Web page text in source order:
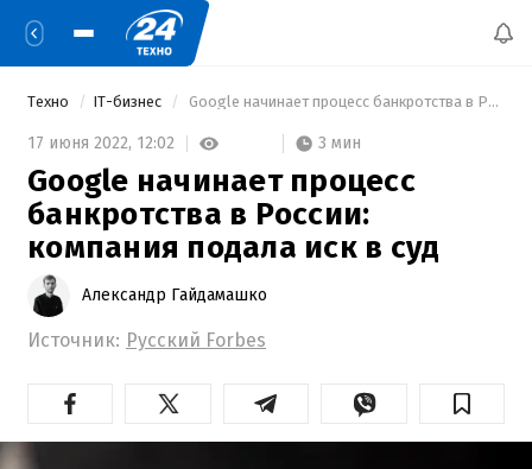
Техно IT-бизнес Google начинает процесс банкротства в России: компания подала иск в суд
17 июня 2022, 12:02 3 мин
Google начинает процесс
банкротства в России:
компания подала иск в суд
Александр Гайдамашко
Источник: Русский Forbes